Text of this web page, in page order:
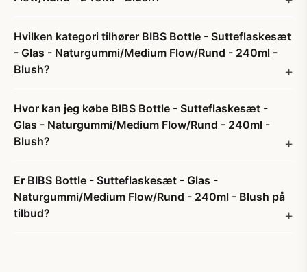
Hvilken kategori tilhører BIBS Bottle - Sutteflaskesæt
- Glas - Naturgummi/Medium Flow/Rund - 240ml -
Blush?
Hvor kan jeg købe BIBS Bottle - Sutteflaskesæt -
Glas - Naturgummi/Medium Flow/Rund - 240ml -
Blush?
Er BIBS Bottle - Sutteflaskesæt - Glas -
Naturgummi/Medium Flow/Rund - 240ml - Blush på
tilbud?